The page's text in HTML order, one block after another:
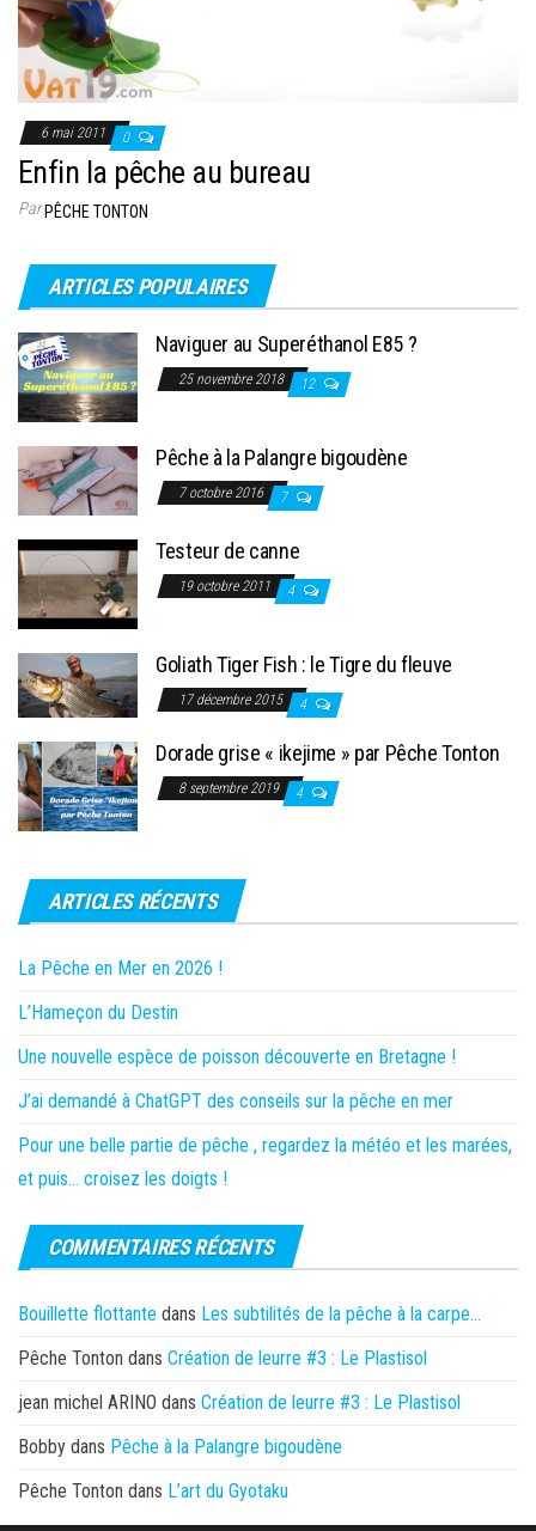
6 mai 2011 0
Enfin la pêche au bureau
ParPÊCHE TONTON
ARTICLES POPULAIRES
Naviguer au Superéthanol E85 ?
25 novembre 2018 12
Pêche à la Palangre bigoudène
7 octobre 2016 7
Testeur de canne
19 octobre 2011 4
Goliath Tiger Fish : le Tigre du fleuve
17 décembre 2015 4
Dorade grise « ikejime » par Pêche Tonton
8 septembre 2019 4
ARTICLES RÉCENTS
La Pêche en Mer en 2026 !
L’Hameçon du Destin
Une nouvelle espèce de poisson découverte en Bretagne !
J’ai demandé à ChatGPT des conseils sur la pêche en mer
Pour une belle partie de pêche , regardez la météo et les marées,
et puis… croisez les doigts !
COMMENTAIRES RÉCENTS
Bouillette flottante dans Les subtilités de la pêche à la carpe…
Pêche Tonton dans Création de leurre #3 : Le Plastisol
jean michel ARINO dans Création de leurre #3 : Le Plastisol
Bobby dans Pêche à la Palangre bigoudène
Pêche Tonton dans L’art du Gyotaku